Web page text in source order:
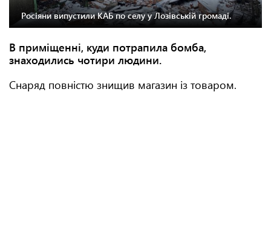
Росіяни випустили КАБ по селу у Лозівській громаді.
В приміщенні, куди потрапила бомба,
знаходились чотири людини.
Снаряд повністю знищив магазин із товаром.